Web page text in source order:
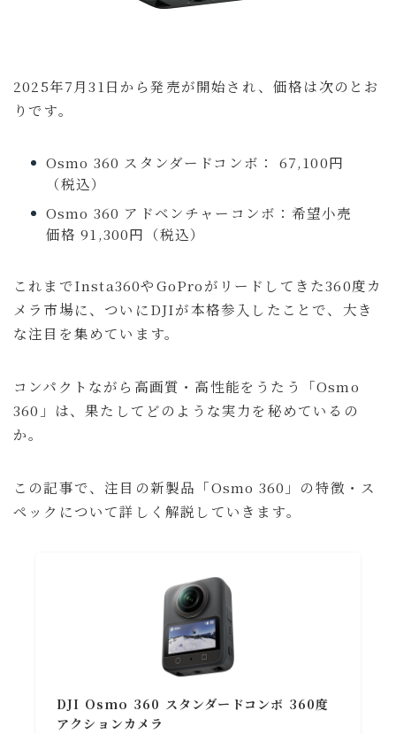
カフェ・レストラン ニュース ホテル宿泊記
旅行の持ち物 旅行記
ガジェット・モノ
Gadget
旅行記
Travel
暮らし
るいとー
ブロガー
ガジェットで暮らしを整えていくブログ「ルイデント」
の著者。 実際に使ってよかったアイテムや、旅・日常
の中で役立ったモノ・体験を、リアルで正直な視点で紹
プロフィールを読む
X Instagram
YouTube
2025年7月31日から発売が開始され、価格は次のとお
りです。
Osmo 360 スタンダードコンボ： 67,100円
（税込）
Osmo 360 アドベンチャーコンボ：希望小売
価格 91,300円（税込）
これまでInsta360やGoProがリードしてきた360度カ
メラ市場に、ついにDJIが本格参入したことで、大き
な注目を集めています。
コンパクトながら高画質・高性能をうたう「Osmo
360」は、果たしてどのような実力を秘めているの
か。
この記事で、注目の新製品「Osmo 360」の特徴・ス
ペックについて詳しく解説していきます。
DJI Osmo 360 スタンダードコンボ 360度
アクションカメラ